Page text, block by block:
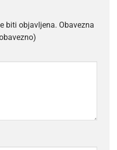
biti objavljena. Obavezna